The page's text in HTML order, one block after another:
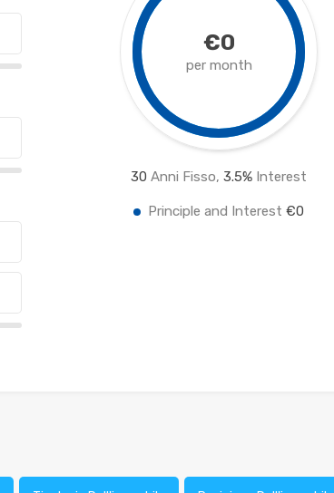
€0
per month
30 Anni Fisso,3.5% Interest
Principle and Interest€0